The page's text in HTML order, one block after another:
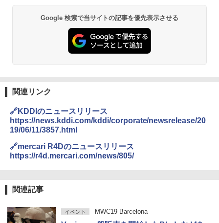
Google 検索で当サイトの記事を優先表示させる
関連リンク
🔗KDDIのニュースリリース
https://news.kddi.com/kddi/corporate/newsrelease/20
19/06/11/3857.html
🔗mercari R4Dのニュースリリース
https://r4d.mercari.com/news/805/
関連記事
イベント MWC19 Barcelona